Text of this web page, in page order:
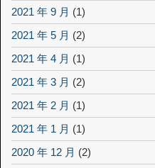
2021 年 9 月 (1)
2021 年 5 月 (2)
2021 年 4 月 (1)
2021 年 3 月 (2)
2021 年 2 月 (1)
2021 年 1 月 (1)
2020 年 12 月 (2)